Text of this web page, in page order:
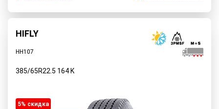
HIFLY
HH107
385/65R22.5 164 K
5% cкидка